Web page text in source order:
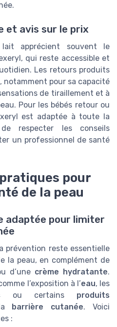
et avis sur le prix
apprécient souvent le
qui reste accessible et
Les retours produits
pour sa capacité
de tiraillement et à
Pour les bébés retour ou
est adaptée à toute la
respecter les conseils
un professionnel de santé
pour
de la peau
adaptée pour limiter
prévention reste essentielle
la peau, en complément de
d’une crème hydratante.
l’exposition à l’eau, les
ou certains produits
barrière cutanée. Voici
: